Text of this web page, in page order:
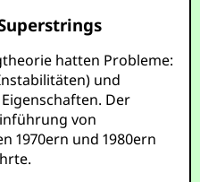
hatten Probleme:
und
Der
von
1970ern und 1980ern